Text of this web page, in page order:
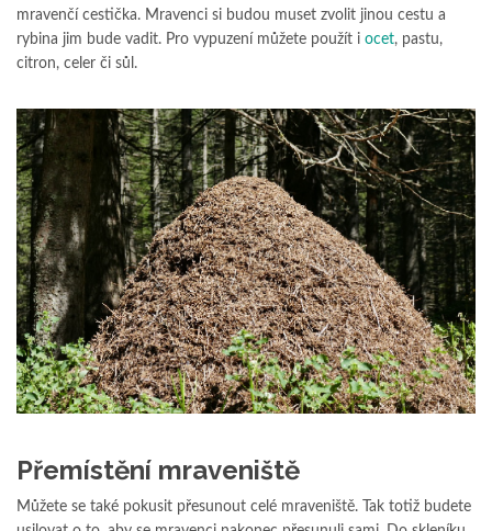
mravenčí cestička. Mravenci si budou muset zvolit jinou cestu a
rybina jim bude vadit. Pro vypuzení můžete použít i ocet, pastu,
citron, celer či sůl.
Přemístění mraveniště
Můžete se také pokusit přesunout celé mraveniště. Tak totiž budete